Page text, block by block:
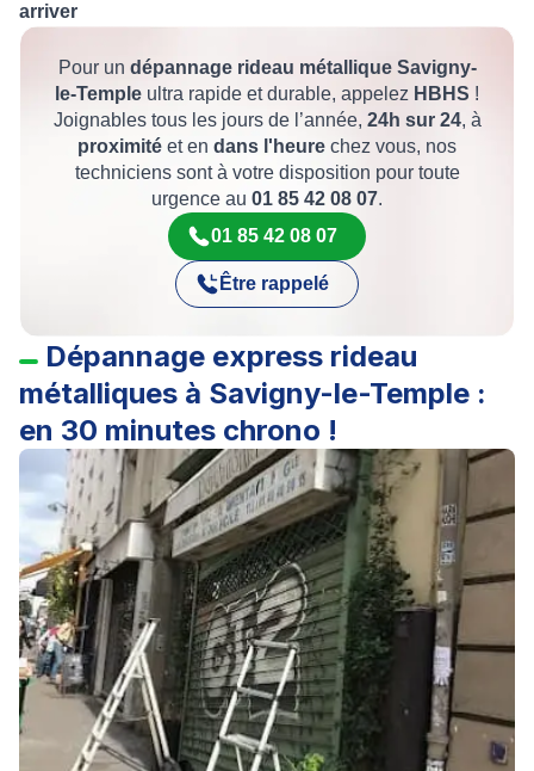
arriver
Pour un dépannage rideau métallique Savigny-
le-Temple ultra rapide et durable, appelez HBHS !
Joignables tous les jours de l’année, 24h sur 24, à
proximité et en dans l'heure chez vous, nos
techniciens sont à votre disposition pour toute
urgence au 01 85 42 08 07.
01 85 42 08 07
Être rappelé
Dépannage express rideau
métalliques à Savigny-le-Temple :
en 30 minutes chrono !